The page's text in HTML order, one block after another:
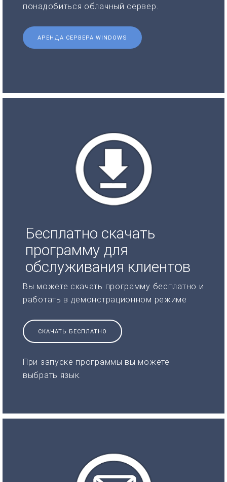
понадобиться облачный сервер.
АРЕНДА СЕРВЕРА WINDOWS
Бесплатно скачать
программу для
обслуживания клиентов
Вы можете скачать программу бесплатно и
работать в демонстрационном режиме
СКАЧАТЬ БЕСПЛАТНО
При запуске программы вы можете
выбрать язык.